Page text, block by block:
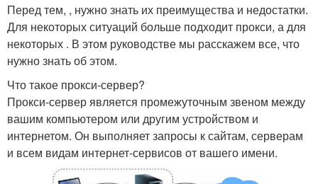
Перед тем, , нужно знать их преимущества и недостатки.
Для некоторых ситуаций больше подходит прокси, а для
некоторых . В этом руководстве мы расскажем все, что
нужно знать об этом.
Что такое прокси-сервер?
Прокси-сервер является промежуточным звеном между
вашим компьютером или другим устройством и
интернетом. Он выполняет запросы к сайтам, серверам
и всем видам интернет-сервисов от вашего имени.